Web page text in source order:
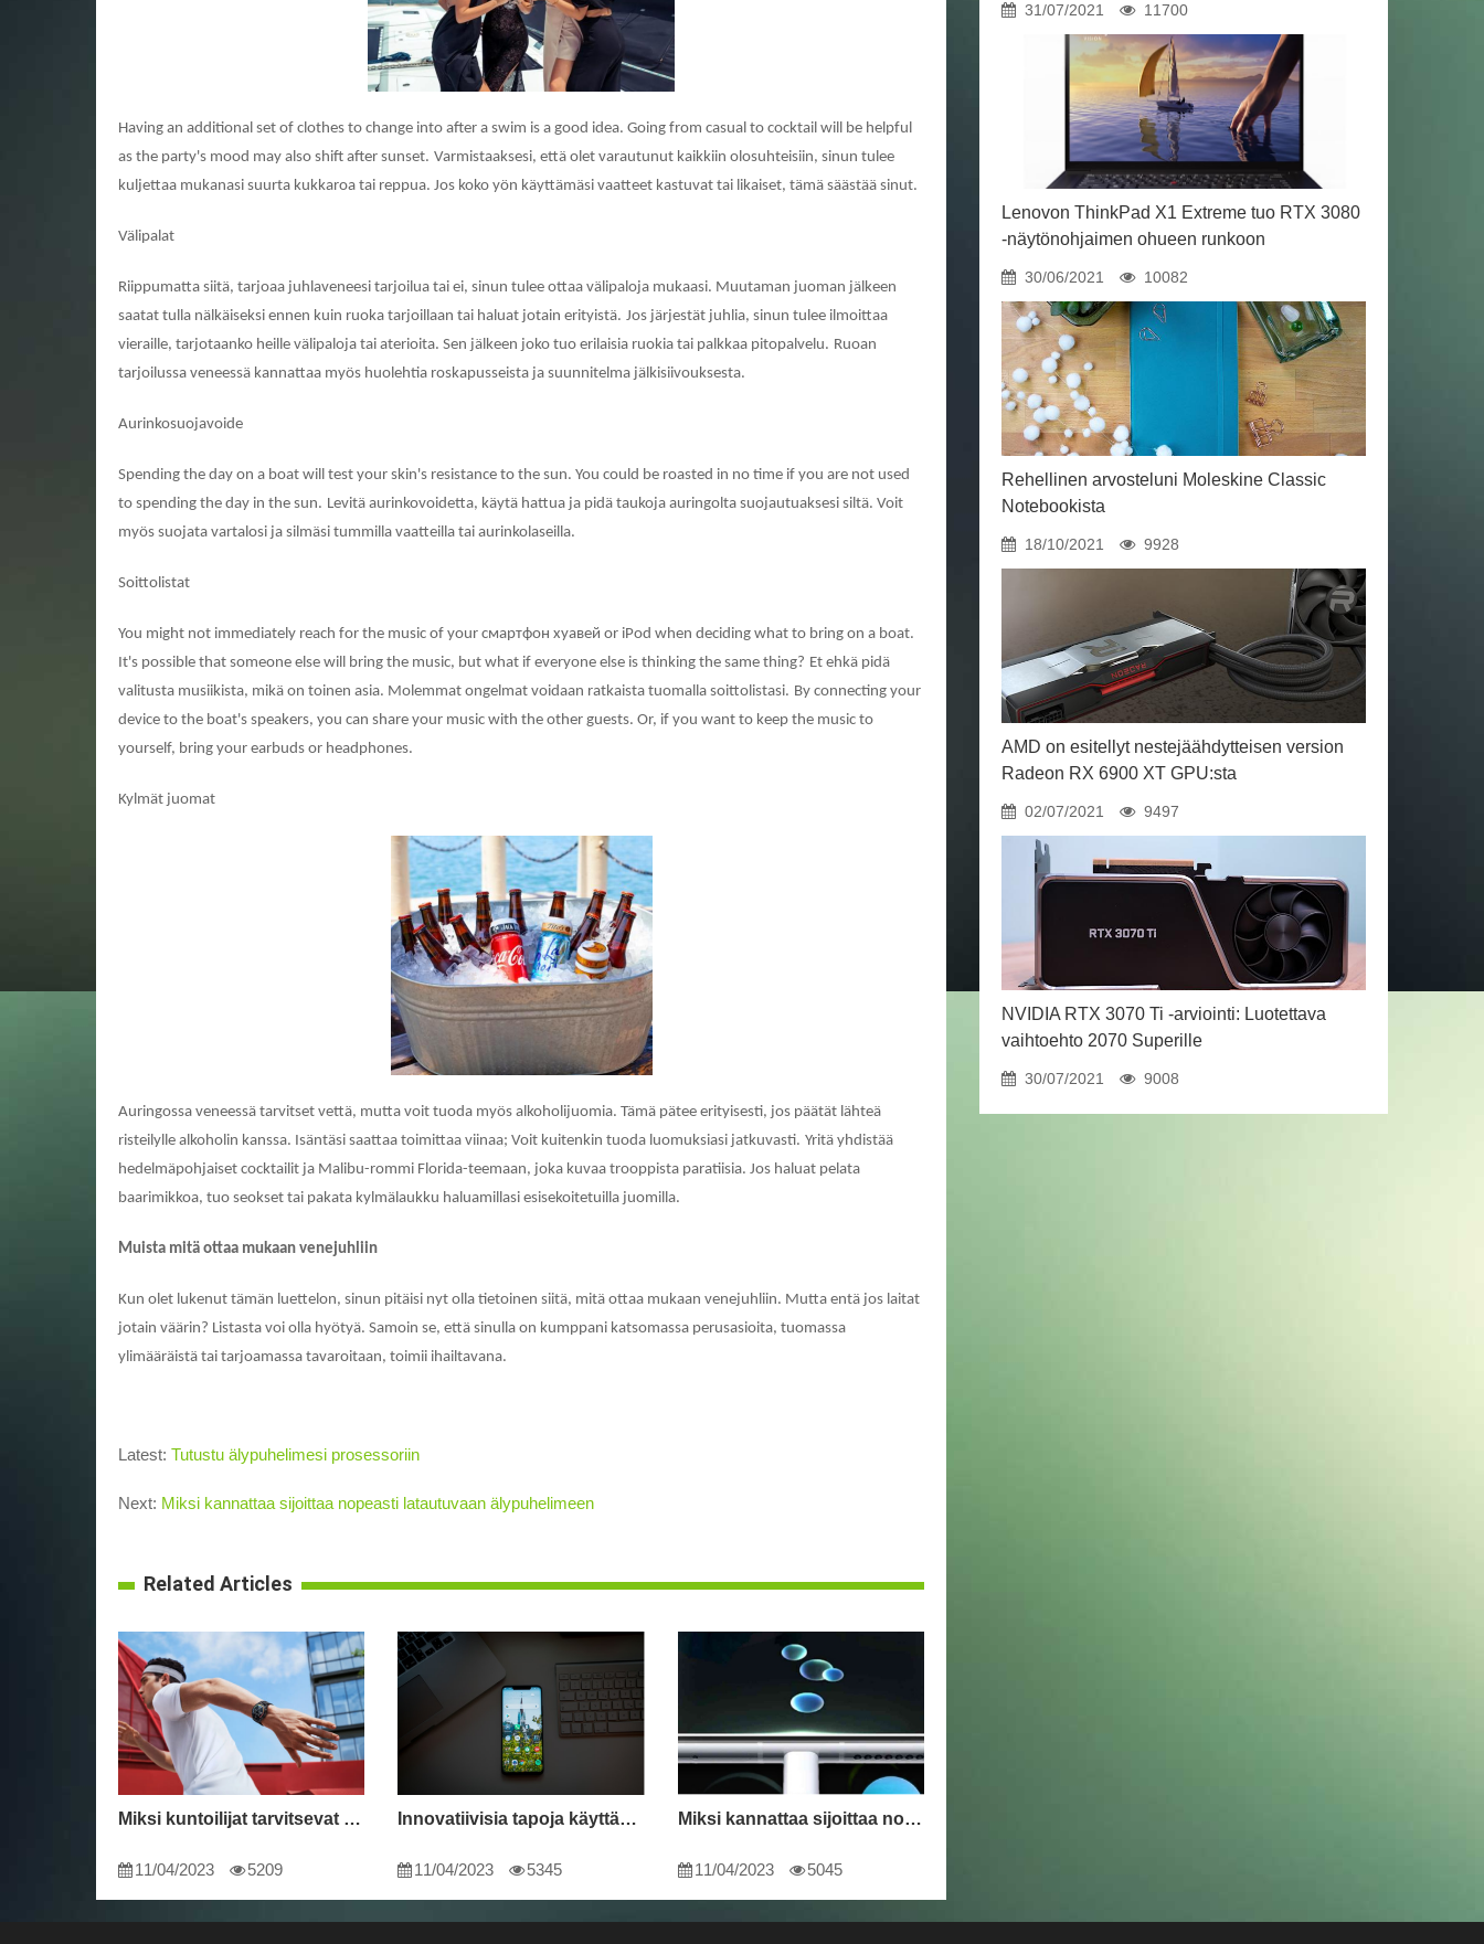
Having an additional set of clothes to change into after a swim is a good idea. Going from casual to cocktail will be helpful
as the party's mood may also shift after sunset. Varmistaaksesi, että olet varautunut kaikkiin olosuhteisiin, sinun tulee
kuljettaa mukanasi suurta kukkaroa tai reppua. Jos koko yön käyttämäsi vaatteet kastuvat tai likaiset, tämä säästää sinut.
Välipalat
Riippumatta siitä, tarjoaa juhlaveneesi tarjoilua tai ei, sinun tulee ottaa välipaloja mukaasi. Muutaman juoman jälkeen
saatat tulla nälkäiseksi ennen kuin ruoka tarjoillaan tai haluat jotain erityistä. Jos järjestät juhlia, sinun tulee ilmoittaa
vieraille, tarjotaanko heille välipaloja tai aterioita. Sen jälkeen joko tuo erilaisia ​​ruokia tai palkkaa pitopalvelu. Ruoan
tarjoilussa veneessä kannattaa myös huolehtia roskapusseista ja suunnitelma jälkisiivouksesta.
Aurinkosuojavoide
Spending the day on a boat will test your skin's resistance to the sun. You could be roasted in no time if you are not used
to spending the day in the sun. Levitä aurinkovoidetta, käytä hattua ja pidä taukoja auringolta suojautuaksesi siltä. Voit
myös suojata vartalosi ja silmäsi tummilla vaatteilla tai aurinkolaseilla.
Soittolistat
You might not immediately reach for the music of your смартфон хуавей or iPod when deciding what to bring on a boat.
It's possible that someone else will bring the music, but what if everyone else is thinking the same thing? Et ehkä pidä
valitusta musiikista, mikä on toinen asia. Molemmat ongelmat voidaan ratkaista tuomalla soittolistasi. By connecting your
device to the boat's speakers, you can share your music with the other guests. Or, if you want to keep the music to
yourself, bring your earbuds or headphones.
Kylmät juomat
Auringossa veneessä tarvitset vettä, mutta voit tuoda myös alkoholijuomia. Tämä pätee erityisesti, jos päätät lähteä
risteilylle alkoholin kanssa. Isäntäsi saattaa toimittaa viinaa; Voit kuitenkin tuoda luomuksiasi jatkuvasti. Yritä yhdistää
hedelmäpohjaiset cocktailit ja Malibu-rommi Florida-teemaan, joka kuvaa trooppista paratiisia. Jos haluat pelata
baarimikkoa, tuo seokset tai pakata kylmälaukku haluamillasi esisekoitetuilla juomilla.
Muista mitä ottaa mukaan venejuhliin
Kun olet lukenut tämän luettelon, sinun pitäisi nyt olla tietoinen siitä, mitä ottaa mukaan venejuhliin. Mutta entä jos laitat
jotain väärin? Listasta voi olla hyötyä. Samoin se, että sinulla on kumppani katsomassa perusasioita, tuomassa
ylimääräistä tai tarjoamassa tavaroitaan, toimii ihailtavana.
Latest: Tutustu älypuhelimesi prosessoriin
Next: Miksi kannattaa sijoittaa nopeasti latautuvaan älypuhelimeen
Related Articles
Miksi kuntoilijat tarvitsevat älykellon
11/04/2023 5209
Innovatiivisia tapoja käyttää älypuhelintasi
11/04/2023 5345
Miksi kannattaa sijoittaa nopeasti latautuvaan älypuhelimeen
11/04/2023 5045
31/07/2021 11700
Lenovon ThinkPad X1 Extreme tuo RTX 3080
-näytönohjaimen ohueen runkoon
30/06/2021 10082
Rehellinen arvosteluni Moleskine Classic
Notebookista
18/10/2021 9928
AMD on esitellyt nestejäähdytteisen version
Radeon RX 6900 XT GPU:sta
02/07/2021 9497
NVIDIA RTX 3070 Ti -arviointi: Luotettava
vaihtoehto 2070 Superille
30/07/2021 9008